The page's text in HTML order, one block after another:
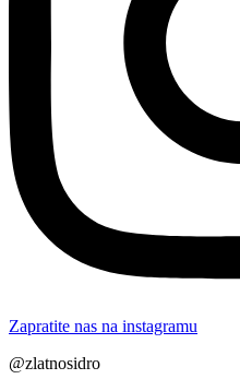
Zapratite nas na instagramu
@zlatnosidro